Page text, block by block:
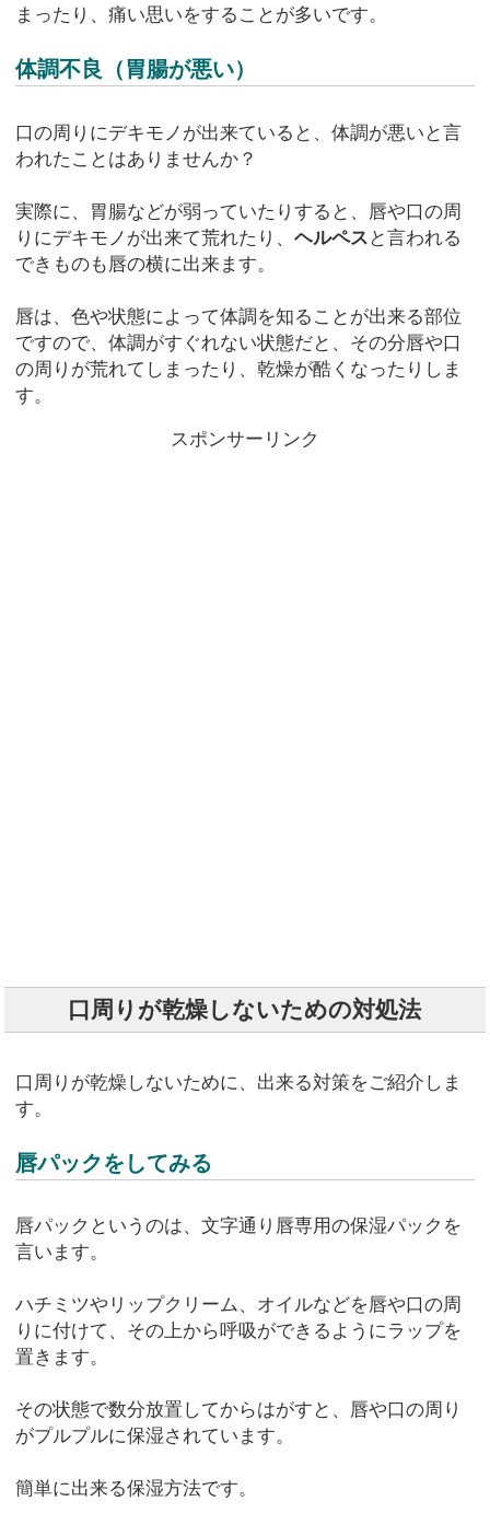
まったり、痛い思いをすることが多いです。
体調不良（胃腸が悪い）
口の周りにデキモノが出来ていると、体調が悪いと言
われたことはありませんか？
実際に、胃腸などが弱っていたりすると、唇や口の周
りにデキモノが出来て荒れたり、ヘルペス と言われる
できものも唇の横に出来ます。
唇は、色や状態によって体調を知ることが出来る部位
ですので、体調がすぐれない状態だと、その分唇や口
の周りが荒れてしまったり、乾燥が酷くなったりしま
す。
スポンサーリンク
口周りが乾燥しないための対処法
口周りが乾燥しないために、出来る対策をご紹介しま
す。
唇パックをしてみる
唇パックというのは、文字通り唇専用の保湿パックを
言います。
ハチミツやリップクリーム、オイルなどを唇や口の周
りに付けて、その上から呼吸ができるようにラップを
置きます。
その状態で数分放置してからはがすと、唇や口の周り
がプルプルに保湿されています。
簡単に出来る保湿方法です。